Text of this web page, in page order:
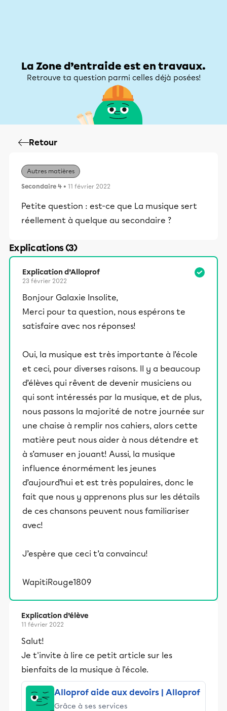
La Zone d’entraide est en travaux.
Retrouve ta question parmi celles déjà posées!
Retour
Autres matières
Secondaire 4 • 11 février 2022
Petite question : est-ce que La musique sert
réellement à quelque au secondaire ?
Explications (3)
Explication d’Alloprof
23 février 2022
Bonjour Galaxie Insolite,
Merci pour ta question, nous espérons te
satisfaire avec nos réponses!
Oui, la musique est très importante à l’école
et ceci, pour diverses raisons. Il y a beaucoup
d’élèves qui rêvent de devenir musiciens ou
qui sont intéressés par la musique, et de plus,
nous passons la majorité de notre journée sur
une chaise à remplir nos cahiers, alors cette
matière peut nous aider à nous détendre et
à s’amuser en jouant! Aussi, la musique
influence énormément les jeunes
d’aujourd’hui et est très populaires, donc le
fait que nous y apprenons plus sur les détails
de ces chansons peuvent nous familiariser
avec!
J’espère que ceci t’a convaincu!
WapitiRouge1809
Explication d’élève
11 février 2022
Salut!
Je t'invite à lire ce petit article sur les
bienfaits de la musique à l'école.
Alloprof aide aux devoirs | Alloprof
Grâce à ses services